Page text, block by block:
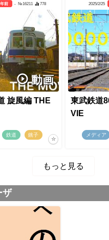
前 - №16211 778
動画
旋風編 THE
鉄道 銚子
2025/2/25
東武鉄道
VIE
メディア
もっと見る
ザ